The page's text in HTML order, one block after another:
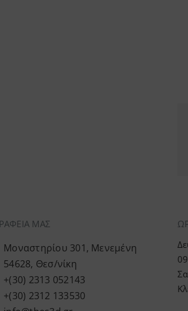
ΜΑΣ
Μοναστηρίου 301, Μενεμένη
54628, Θεσ/νίκη
+(30) 2313 052143
+(30) 2312 133530